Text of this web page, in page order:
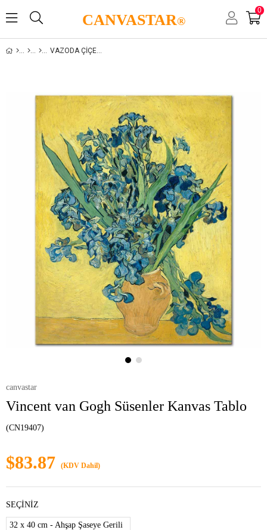
CANVASTAR®
0
VAZODA ÇIÇEKLER
canvastar
Vincent van Gogh Süsenler Kanvas Tablo
(CN19407)
$83.87 (KDV Dahil)
SEÇİNİZ
32 x 40 cm - Ahşap Şaseye Gerili